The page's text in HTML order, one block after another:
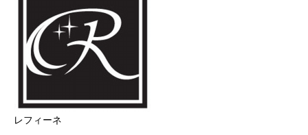
レフィーネ